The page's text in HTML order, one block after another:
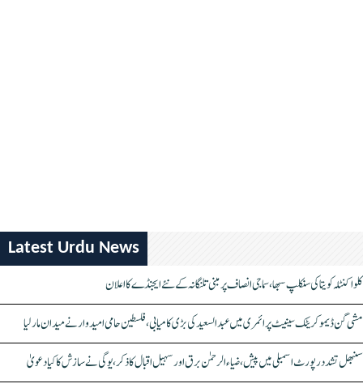
Latest Urdu News
کلواکنٹلہ کویتا کی سنکلپ سبھا، سماجی انصاف پر مبنی تلنگانہ کے نئے ایجنڈے کا اعلان
مشی گن ڈیموکریٹک سینیٹ پرائمری میں عبدالسعید کی بڑی کامیابی، فلسطین حامی امیدوار نے میدان مار لیا
سنبھل تشدد رپورٹ اسمبلی میں پیش، ضیاء الرحمٰن برق اور سہیل اقبال کا ذکر، یوگی نے سازش کا کیا دعویٰ